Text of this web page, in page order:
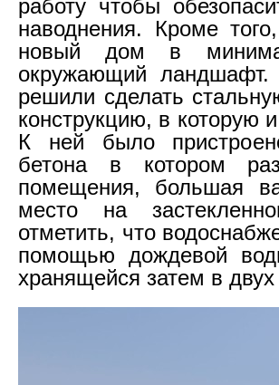
работу чтобы
наводнения. Кроме
новый дом в
окружающий ландшафт.
решили сделать
конструкцию, в которую
К ней было
бетона в котором
помещения, большая
место на
отметить, что
помощью дождевой
хранящейся затем в